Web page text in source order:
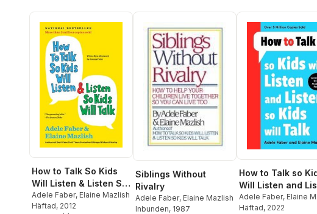
How to Talk So Kids
Will Listen & Listen So
Kids Will Talk
Adele Faber, Elaine Mazlish
Häftad, 2012
Siblings Without
Rivalry
Adele Faber, Elaine Mazlish
Inbunden, 1987
How to Talk so
Will Listen and
so Kids Will Talk
Adele Faber, Elaine
Häftad, 2022